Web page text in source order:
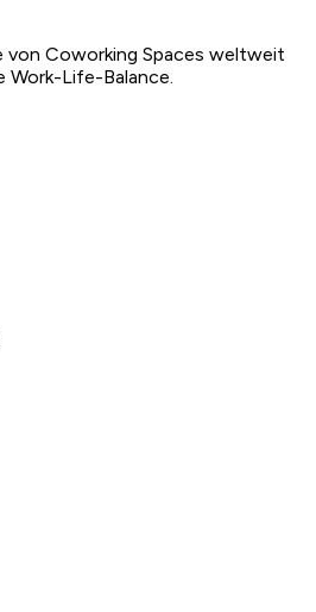
von Coworking Spaces weltweit
Work-Life-Balance.